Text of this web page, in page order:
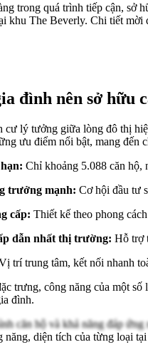
trong quá trình tiếp cận, sở
khu The Beverly. Chi tiết
đình nên sở hữu
cư lý tưởng giữa lòng đô thị
ưu điểm nổi bật, mang đến
Chỉ khoảng 5.088 căn hộ,
trưởng mạnh: Cơ hội đầu tư
cấp: Thiết kế theo phong
dẫn nhất thị trường: Hỗ trợ
trí trung tâm, kết nối nhanh
trưng, công năng của một
đình.
năng, diện tích của từng loại